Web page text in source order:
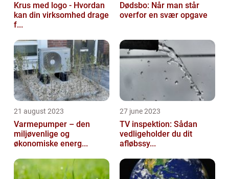
Krus med logo - Hvordan
kan din virksomhed drage
f...
Dødsbo: Når man står
overfor en svær opgave
21 august 2023
Varmepumper – den
miljøvenlige og
økonomiske energ...
27 june 2023
TV inspektion: Sådan
vedligeholder du dit
afløbssy...